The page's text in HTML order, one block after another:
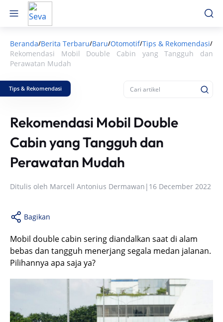
Beranda/Berita Terbaru/Baru/Otomotif/Tips & Rekomendasi/
Rekomendasi Mobil Double Cabin yang Tangguh dan
Perawatan Mudah
Tips & Rekomendasi
Rekomendasi Mobil Double
Cabin yang Tangguh dan
Perawatan Mudah
Ditulis oleh Marcell Antonius Dermawan | 16 December 2022
Bagikan
Mobil double cabin sering diandalkan saat di alam
bebas dan tangguh menerjang segala medan jalanan.
Pilihannya apa saja ya?